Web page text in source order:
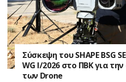
Σύσκεψη του SHAPE BSG
WG I/2026 στο ΠΒΚ για
των Drone